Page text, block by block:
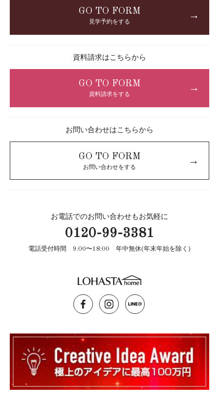
GO TO FORM
見学予約をする
→
資料請求はこちらから
GO TO FORM
資料請求をする
→
お問い合わせはこちらから
GO TO FORM
お問い合わせをする
→
お電話でのお問い合わせもお気軽に
0120-99-3381
電話受付時間 9:00〜18:00 年中無休(年末年始を除く)